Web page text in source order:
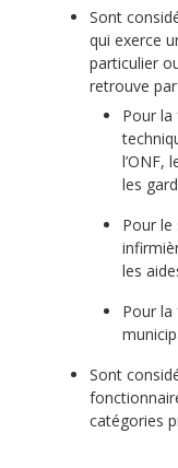
Sont
qui exerce
particulier
retrouve
Pour
l’ONF,
les
Pour
les
Pour
Sont
catégories